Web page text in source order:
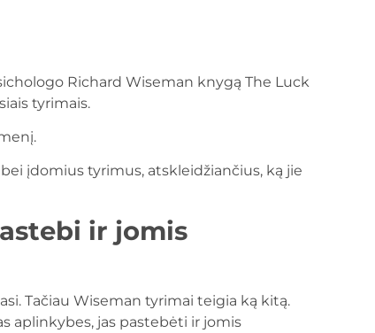
Richard Wiseman knygą The Luck
tyrimais.
įdomius tyrimus, atskleidžiančius, ką jie
ir jomis
Tačiau Wiseman tyrimai teigia ką kitą.
aplinkybes, jas pastebėti ir jomis